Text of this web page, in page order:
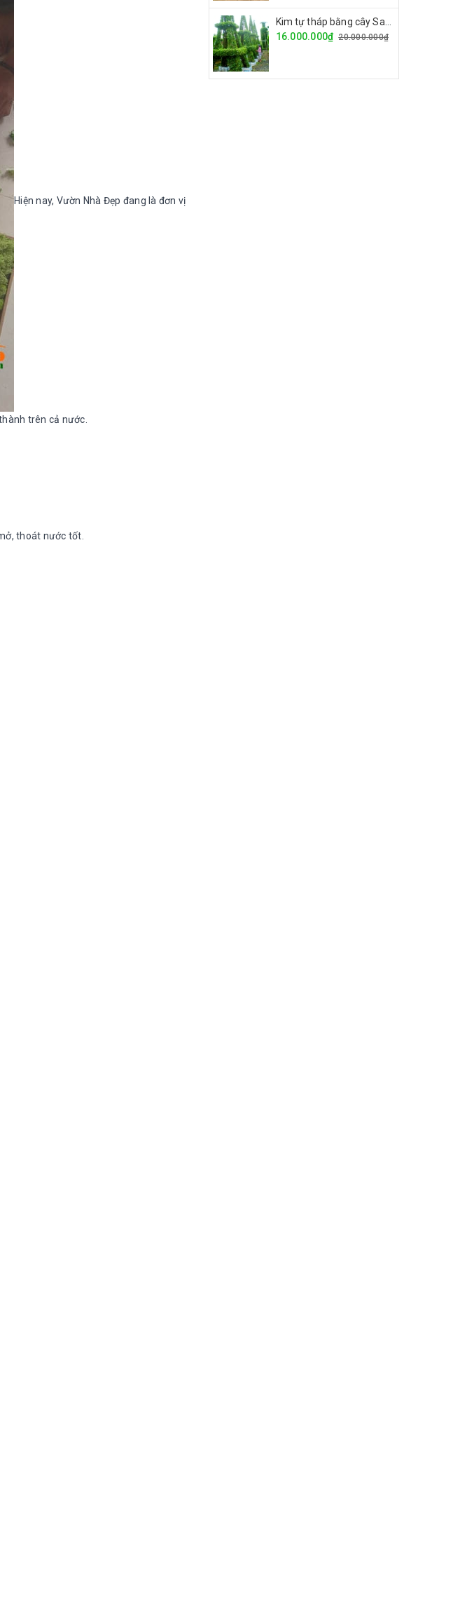
Hiện nay, Vườn Nhà Đẹp đang là đơn vị
trên cả nước.
thoát nước tốt.
16.000.000₫ 20.000.000₫